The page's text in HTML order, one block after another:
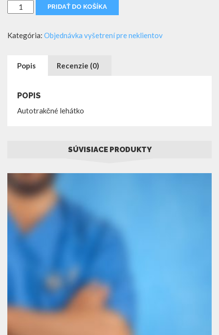
množstvo
Autotrakčné
PRIDAŤ DO KOŠÍKA
Kategória: Objednávka vyšetrení pre neklientov
Popis Recenzie (0)
POPIS
Autotrakčné lehátko
SÚVISIACE PRODUKTY